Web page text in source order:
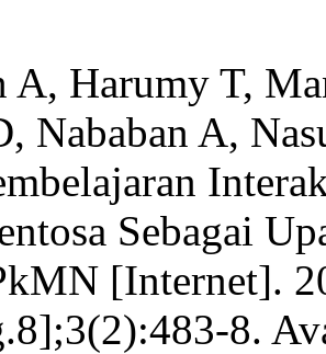
A, Harumy T,
Nababan A,
Sebagai
[Internet].
8.